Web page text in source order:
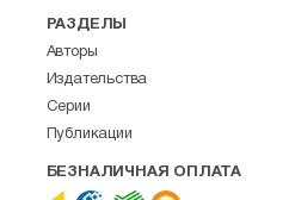
РАЗДЕЛЫ
Авторы
Издательства
Серии
Публикации
БЕЗНАЛИЧНАЯ ОПЛАТА